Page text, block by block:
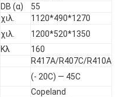
DB (α)
55
χιλ.
1120*490*1270
χιλ.
1200*520*1350
Κλ
160
R417A/R407C/R410A
(- 20C) — 45C
Copeland